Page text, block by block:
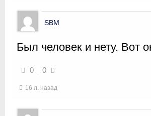
SBM
Был человек и нету. Вот
0 0
16 л. назад